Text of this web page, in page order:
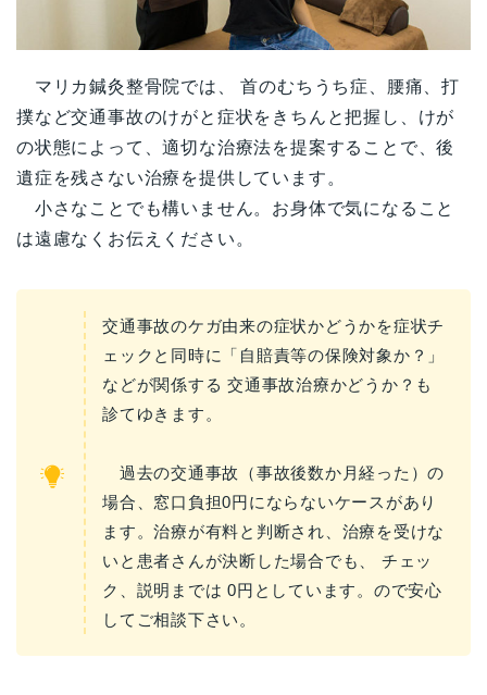
マリカ鍼灸整骨院では、 首のむちうち症、腰痛、打
撲など交通事故のけがと症状をきちんと把握し、けが
の状態によって、適切な治療法を提案することで、後
遺症を残さない治療を提供しています。
小さなことでも構いません。お身体で気になること
は遠慮なくお伝えください。
交通事故のケガ由来の症状かどうかを症状チ
ェックと同時に「自賠責等の保険対象か？」
などが関係する 交通事故治療かどうか？も
診てゆきます。
過去の交通事故（事故後数か月経った）の
場合、窓口負担0円にならないケースがあり
ます。治療が有料と判断され、治療を受けな
いと患者さんが決断した場合でも、 チェッ
ク、説明までは 0円としています。ので安心
してご相談下さい。